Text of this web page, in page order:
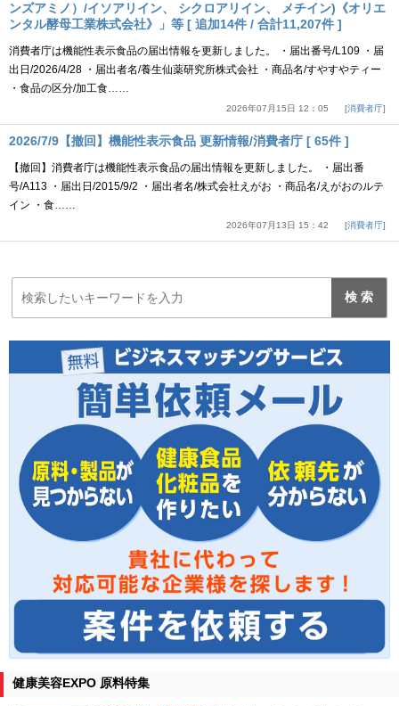
ンズアミノ）/イソアリイン、 シクロアリイン、 メチイン)《オリエ
ンタル酵母工業株式会社》」等 [ 追加14件 / 合計11,207件 ]
消費者庁は機能性表示食品の届出情報を更新しました。 ・届出番号/L109 ・届
出日/2026/4/28 ・届出者名/養生仙薬研究所株式会社 ・商品名/すやすやティー
・食品の区分/加工食……
2026年07月15日 12：05 消費者庁
2026/7/9【撤回】機能性表示食品 更新情報/消費者庁 [ 65件 ]
【撤回】消費者庁は機能性表示食品の届出情報を更新しました。 ・届出番
号/A113 ・届出日/2015/9/2 ・届出者名/株式会社えがお ・商品名/えがおのルテ
イン ・食……
2026年07月13日 15：42 消費者庁
健康美容EXPO 原料特集